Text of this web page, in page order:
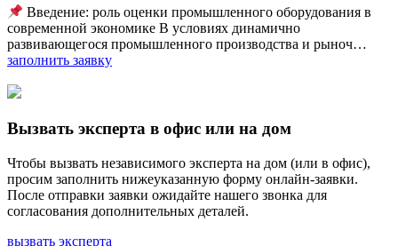
Введение: роль оценки промышленного оборудования в
современной экономике В условиях динамично
развивающегося промышленного производства и рыноч…
заполнить заявку
Вызвать эксперта в офис или на дом
Чтобы вызвать независимого эксперта на дом (или в офис),
просим заполнить нижеуказанную форму онлайн-заявки.
После отправки заявки ожидайте нашего звонка для
согласования дополнительных деталей.
вызвать эксперта